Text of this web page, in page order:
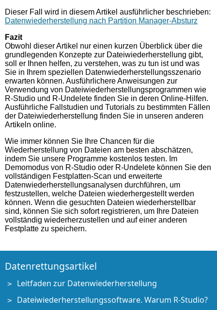
Dieser Fall wird in diesem Artikel ausführlicher beschrieben:
Datenwiederherstellung nach Partition Manager-Absturz
Fazit
Obwohl dieser Artikel nur einen kurzen Überblick über die
grundlegenden Konzepte zur Dateiwiederherstellung gibt,
soll er Ihnen helfen, zu verstehen, was zu tun ist und was
Sie in Ihrem speziellen Datenwiederherstellungsszenario
erwarten können. Ausführlichere Anweisungen zur
Verwendung von Dateiwiederherstellungsprogrammen wie
R-Studio und R-Undelete finden Sie in deren Online-Hilfen.
Ausführliche Fallstudien und Tutorials zu bestimmten Fällen
der Dateiwiederherstellung finden Sie in unseren anderen
Artikeln online.
Wie immer können Sie Ihre Chancen für die
Wiederherstellung von Dateien am besten abschätzen,
indem Sie unsere Programme kostenlos testen. Im
Demomodus von R-Studio oder R-Undelete können Sie den
vollständigen Festplatten-Scan und erweiterte
Datenwiederherstellungsanalysen durchführen, um
festzustellen, welche Dateien wiederhergestellt werden
können. Wenn die gesuchten Dateien wiederherstellbar
sind, können Sie sich sofort registrieren, um Ihre Dateien
vollständig wiederherzustellen und auf einer anderen
Festplatte zu speichern.
Datenrettungsartikel
Leitfaden zur Datenwiederherstellung
Dateiwiederherstellungssoftware. Warum R-Studio?